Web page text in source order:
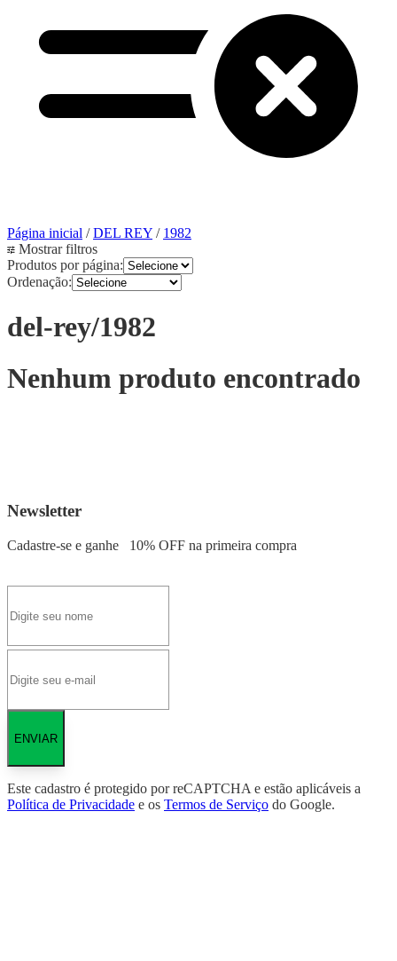
Página inicial /DEL REY / 1982
Mostrar filtros
Produtos por página:
Ordenação:
del-rey/1982
Nenhum produto encontrado
Newsletter
Cadastre-se e ganhe 10% OFF na primeira compra
ENVIAR
Este cadastro é protegido por reCAPTCHA e estão aplicáveis a
Política de Privacidade e os Termos de Serviço do Google.